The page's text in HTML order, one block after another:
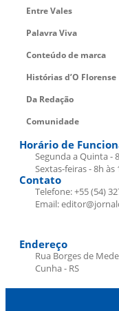
Entre Vales
Palavra Viva
Conteúdo de marca
Histórias d’O Florense
Da Redação
Comunidade
Horário de
Segunda a Quinta -
Sextas-feiras - 8h às
Contato
Telefone: +55 (54)
Email:
Endereço
Rua Borges de
Cunha - RS